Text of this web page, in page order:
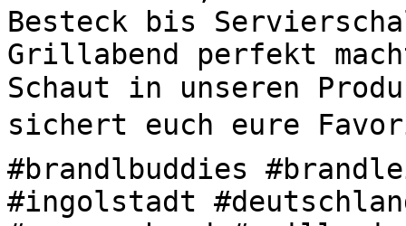
Besteck bis
Grillabend perfekt
Schaut in unseren
sichert euch eure
#brandlbuddies
#ingolstadt